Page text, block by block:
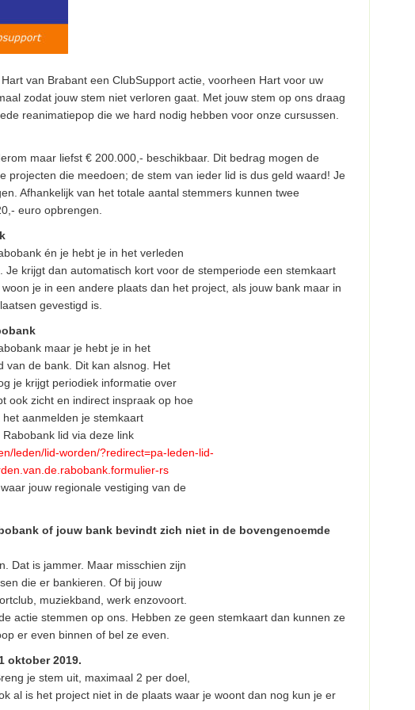
van Brabant een ClubSupport actie, voorheen Hart voor uw
zodat jouw stem niet verloren gaat. Met jouw stem op ons draag
reanimatiepop die we hard nodig hebben voor onze cursussen.
maar liefst € 200.000,- beschikbaar. Dit bedrag mogen de
projecten die meedoen; de stem van ieder lid is dus geld waard! Je
Afhankelijk van het totale aantal stemmers kunnen twee
euro opbrengen.
én je hebt je in het verleden
Je krijgt dan automatisch kort voor de stemperiode een stemkaart
je in een andere plaats dan het project, als jouw bank maar in
gevestigd is.
maar je hebt je in het
van de bank. Dit kan alsnog. Het
je krijgt periodiek informatie over
ook zicht en indirect inspraak op hoe
aanmelden je stemkaart
lid via deze link
leden/lid-worden/?redirect=pa-leden-lid-
rs
jouw regionale vestiging van de
of jouw bank bevindt zich niet in de bovengenoemde
Dat is jammer. Maar misschien zijn
die er bankieren. Of bij jouw
muziekband, werk enzovoort.
actie stemmen op ons. Hebben ze geen stemkaart dan kunnen ze
er even binnen of bel ze even.
oktober 2019.
je stem uit, maximaal 2 per doel,
al is het project niet in de plaats waar je woont dan nog kun je er